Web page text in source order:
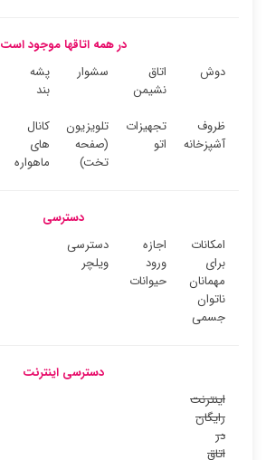
در همه اتاقها موجود است
دوش
اتاق
نشیمن
سشوار
پشه
بند
ظروف
آشپزخانه
تجهیزات
اتو
تلویزیون
(صفحه
تخت)
کانال
های
ماهواره
دسترسی
امکانات
برای
مهمانان
ناتوان
جسمی
اجازه
ورود
حیوانات
دسترسی
ویلچر
دسترسی اینترنت
اینترنت
رایگان
در
اتاق